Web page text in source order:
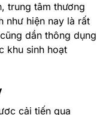
trung tâm thương
như hiện nay là rất
dần thông dụng
khu sinh hoạt
cải tiến qua